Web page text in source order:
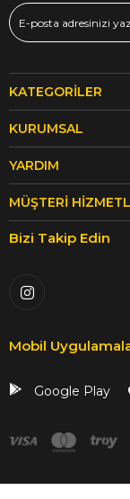
KATEGORILER
KURUMSAL
YARDIM
MÜŞTERI
Bizi Takip Edin
Mobil
Google Play